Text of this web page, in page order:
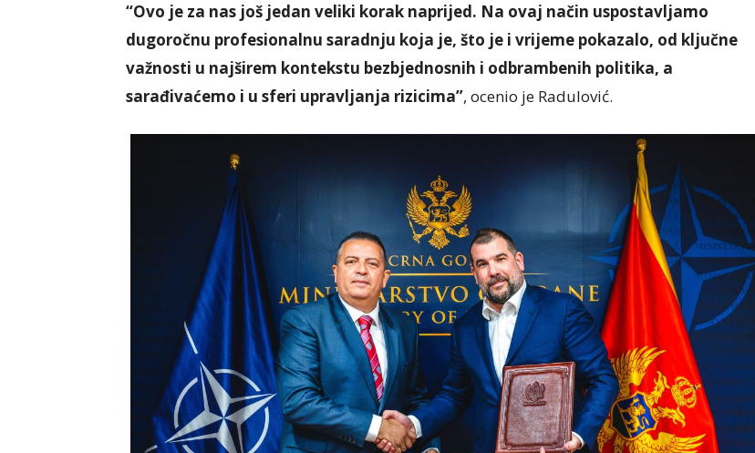
“Ovo je za nas još jedan veliki korak naprijed. Na ovaj način uspostavljamo
dugoročnu profesionalnu saradnju koja je, što je i vrijeme pokazalo, od ključne
važnosti u najširem kontekstu bezbjednosnih i odbrambenih politika, a
sarađivaćemo i u sferi upravljanja rizicima”, ocenio je Radulović.